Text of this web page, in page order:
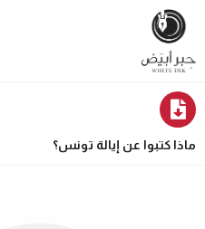
ماذا كتبوا عن إيالة تونس؟